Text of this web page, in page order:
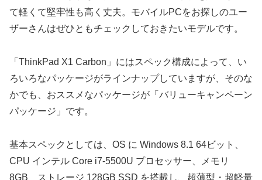
て軽くて堅牢性も高く丈夫。モバイルPCをお探しのユー
ザーさんはぜひともチェックしておきたいモデルです。
「ThinkPad X1 Carbon」にはスペック構成によって、い
ろいろなパッケージがラインナップしていますが、そのな
かでも、おススメなパッケージが「バリューキャンペーン
パッケージ」です。
基本スペックとしては、OS に Windows 8.1 64ビット、
CPU インテル Core i7-5500U プロセッサー、メモリ
8GB、ストレージ 128GB SSD を搭載し、超薄型・超軽量